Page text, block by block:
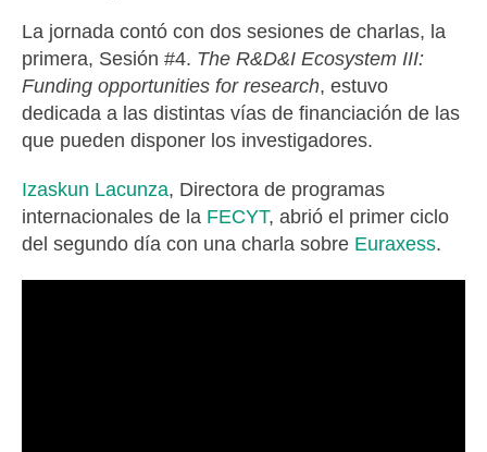
La jornada contó con dos sesiones de charlas, la
primera, Sesión #4. The R&D&I Ecosystem III:
Funding opportunities for research, estuvo
dedicada a las distintas vías de financiación de las
que pueden disponer los investigadores.
Izaskun Lacunza, Directora de programas
internacionales de la FECYT, abrió el primer ciclo
del segundo día con una charla sobre Euraxess.